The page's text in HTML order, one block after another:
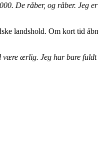
De råber, og råber. Jeg
landshold. Om kort tid
ærlig. Jeg har bare